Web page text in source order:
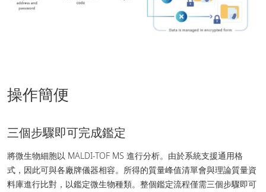
操作簡便
三個步驟即可完成鑑定
將微生物細胞以 MALDI-TOF MS 進行分析。由於系統支援通用格
式，因此可與各廠牌儀器相容。所得的質量峰值清單會與理論質量資
料庫進行比對，以鑑定微生物種類。整個鑑定流程僅需三個步驟即可